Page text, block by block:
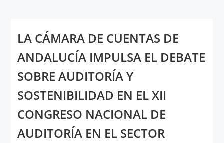
LA CÁMARA DE CUENTAS DE
ANDALUCÍA IMPULSA EL DEBATE
SOBRE AUDITORÍA Y
SOSTENIBILIDAD EN EL XII
CONGRESO NACIONAL DE
AUDITORÍA EN EL SECTOR